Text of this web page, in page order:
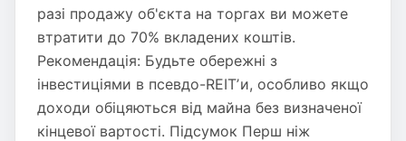
разі продажу об'єкта на торгах ви можете
втратити до 70% вкладених коштів.
Рекомендація: Будьте обережні з
інвестиціями в псевдо-REITʼи, особливо якщо
доходи обіцяються від майна без визначеної
кінцевої вартості. Підсумок Перш ніж